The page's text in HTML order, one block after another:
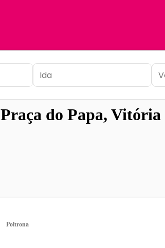
Praça do Papa, Vitória
Poltrona